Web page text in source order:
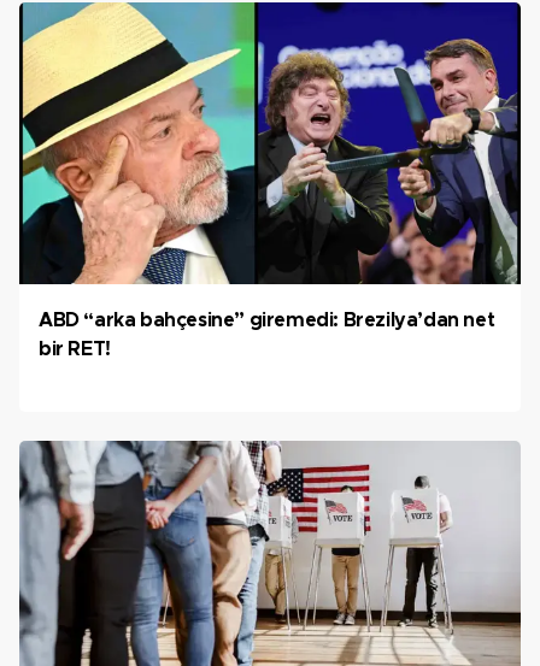
ABD “arka bahçesine” giremedi: Brezilya’dan net
bir RET!